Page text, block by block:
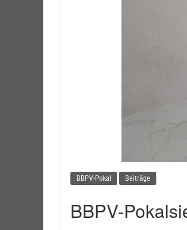
BBPV-Pokal Beiträge
BBPV-